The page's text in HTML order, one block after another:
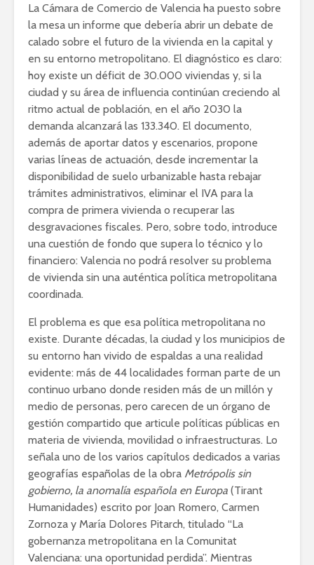
La Cámara de Comercio de Valencia ha puesto sobre
la mesa un informe que debería abrir un debate de
calado sobre el futuro de la vivienda en la capital y
en su entorno metropolitano. El diagnóstico es claro:
hoy existe un déficit de 30.000 viviendas y, si la
ciudad y su área de influencia continúan creciendo al
ritmo actual de población, en el año 2030 la
demanda alcanzará las 133.340. El documento,
además de aportar datos y escenarios, propone
varias líneas de actuación, desde incrementar la
disponibilidad de suelo urbanizable hasta rebajar
trámites administrativos, eliminar el IVA para la
compra de primera vivienda o recuperar las
desgravaciones fiscales. Pero, sobre todo, introduce
una cuestión de fondo que supera lo técnico y lo
financiero: Valencia no podrá resolver su problema
de vivienda sin una auténtica política metropolitana
coordinada.
El problema es que esa política metropolitana no
existe. Durante décadas, la ciudad y los municipios de
su entorno han vivido de espaldas a una realidad
evidente: más de 44 localidades forman parte de un
continuo urbano donde residen más de un millón y
medio de personas, pero carecen de un órgano de
gestión compartido que articule políticas públicas en
materia de vivienda, movilidad o infraestructuras. Lo
señala uno de los varios capítulos dedicados a varias
geografías españolas de la obra Metrópolis sin
gobierno, la anomalía española en Europa (Tirant
Humanidades) escrito por Joan Romero, Carmen
Zornoza y María Dolores Pitarch, titulado “La
gobernanza metropolitana en la Comunitat
Valenciana: una oportunidad perdida”. Mientras